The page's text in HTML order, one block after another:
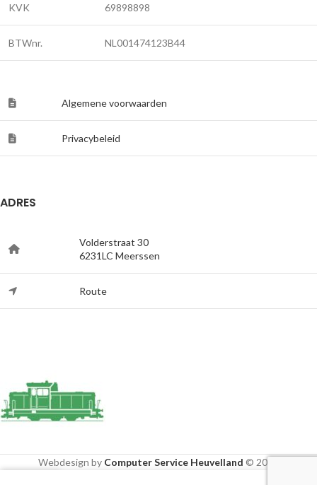
KVK 69898898
BTWnr. NL001474123B44
Algemene voorwaarden
Privacybeleid
ADRES
Volderstraat 30
6231LC Meerssen
Route
Webdesign by Computer Service Heuvelland © 2020